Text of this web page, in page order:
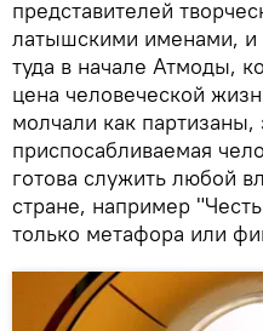
представителей
латышскими именами, и
туда в начале Атмоды,
цена человеческой
молчали как партизаны,
приспосабливаемая
готова служить любой
стране, например
только метафора или